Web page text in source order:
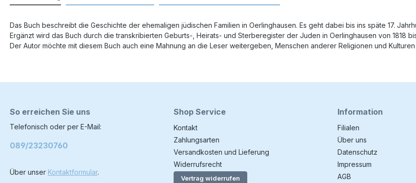
Das Buch beschreibt die Geschichte der ehemaligen jüdischen Familien in Oerlinghausen. Es geht dabei bis ins späte 17.
Ergänzt wird das Buch durch die transkribierten Geburts-, Heirats- und Sterberegister der Juden in Oerlinghausen von 1818
Der Autor möchte mit diesem Buch auch eine Mahnung an die Leser weitergeben, Menschen anderer Religionen und
So erreichen Sie uns
Telefonisch oder per E-Mail:
089/23230760
Über unser Kontaktformular.
Shop Service
Kontakt
Zahlungsarten
Versandkosten und Lieferung
Widerrufsrecht
Vertrag widerrufen
Information
Filialen
Über uns
Datenschutz
Impressum
AGB